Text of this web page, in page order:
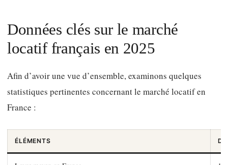
Données clés sur le marché
locatif français en 2025
Afin d’avoir une vue d’ensemble, examinons quelques
statistiques pertinentes concernant le marché locatif en
France :
ÉLÉMENTS